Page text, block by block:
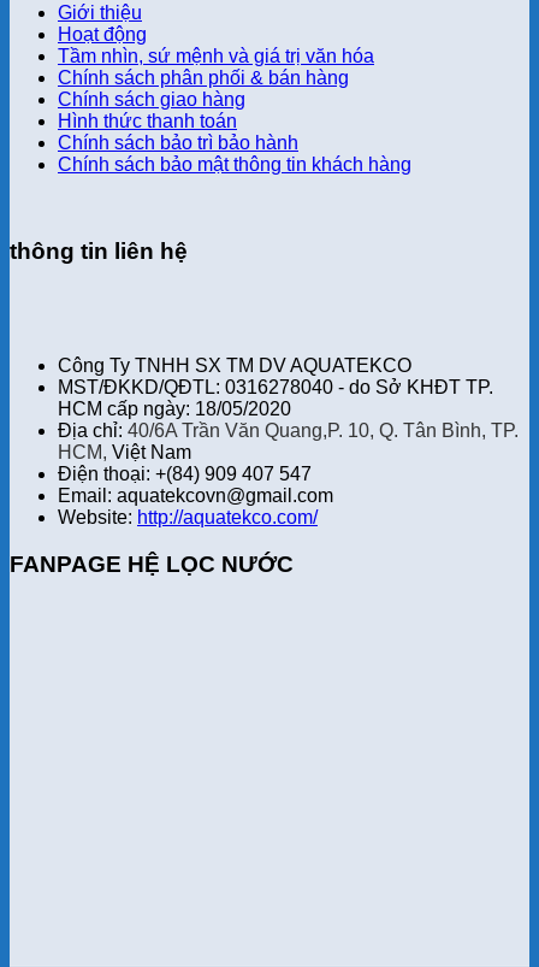
Giới thiệu
Hoạt động
Tầm nhìn, sứ mệnh và giá trị văn hóa
Chính sách phân phối & bán hàng
Chính sách giao hàng
Hình thức thanh toán
Chính sách bảo trì bảo hành
Chính sách bảo mật thông tin khách hàng
thông tin liên hệ
Công Ty TNHH SX TM DV AQUATEKCO
MST/ĐKKD/QĐTL: 0316278040 - do Sở KHĐT TP.
HCM cấp ngày: 18/05/2020
Địa chỉ: 40/6A Trần Văn Quang,P. 10, Q. Tân Bình, TP.
HCM, Việt Nam
Điện thoại: +(84) 909 407 547
Email: aquatekcovn@gmail.com
Website: http://aquatekco.com/
FANPAGE HỆ LỌC NƯỚC